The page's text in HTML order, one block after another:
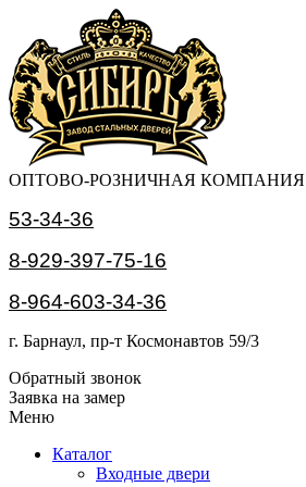
ОПТОВО-РОЗНИЧНАЯ КОМПАНИЯ
53-34-36
8-929-397-75-16
8-964-603-34-36
г. Барнаул, пр-т Космонавтов 59/3
Обратный звонок
Заявка на замер
Меню
Каталог
Входные двери